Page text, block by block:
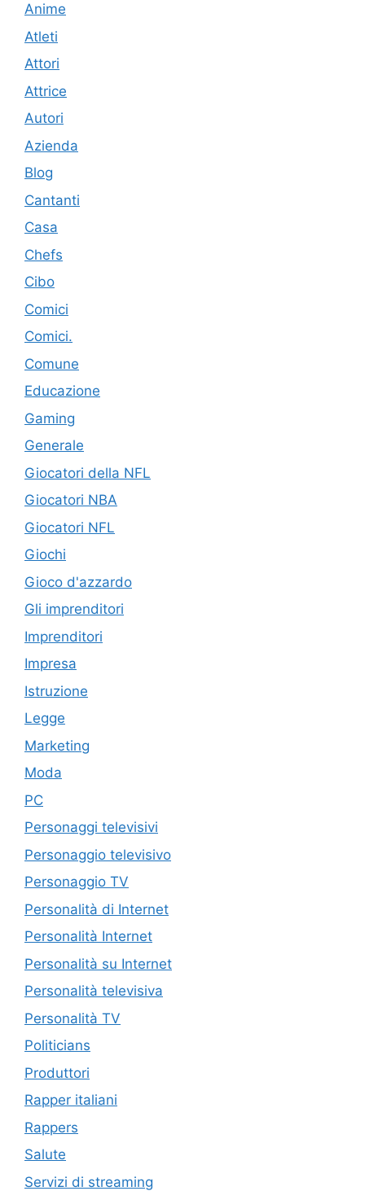
Anime
Atleti
Attori
Attrice
Autori
Azienda
Blog
Cantanti
Casa
Chefs
Cibo
Comici
Comici.
Comune
Educazione
Gaming
Generale
Giocatori della NFL
Giocatori NBA
Giocatori NFL
Giochi
Gioco d'azzardo
Gli imprenditori
Imprenditori
Impresa
Istruzione
Legge
Marketing
Moda
PC
Personaggi televisivi
Personaggio televisivo
Personaggio TV
Personalità di Internet
Personalità Internet
Personalità su Internet
Personalità televisiva
Personalità TV
Politicians
Produttori
Rapper italiani
Rappers
Salute
Servizi di streaming